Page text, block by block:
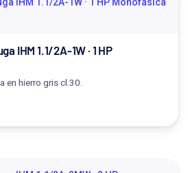
IHM 1.1/2A-1W · 1 HP
en hierro gris cl.30.